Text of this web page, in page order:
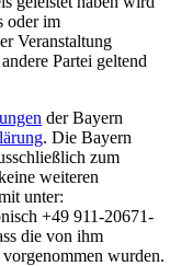
oder im
Veranstaltung
Partei geltend
der Bayern
. Die Bayern
zum
weiteren
unter:
+49 911-20671-
die von ihm
wurden.